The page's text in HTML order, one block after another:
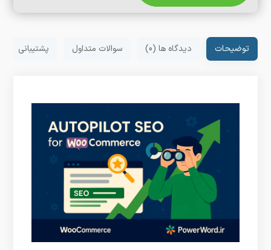
توضیحات دیدگاه ها (0) سوالات متداول پشتیبانی